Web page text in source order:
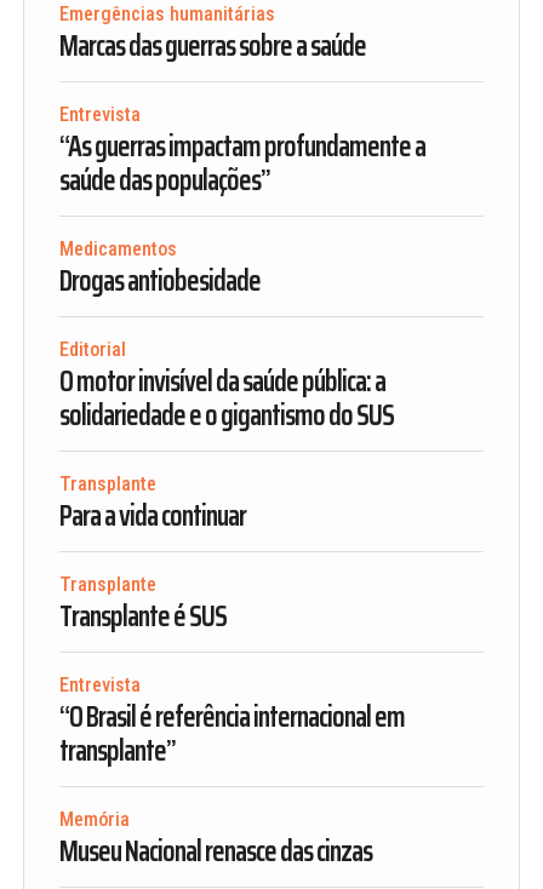
Emergências humanitárias
Marcas das guerras sobre a saúde
Entrevista
“As guerras impactam profundamente a
saúde das populações”
Medicamentos
Drogas antiobesidade
Editorial
O motor invisível da saúde pública: a
solidariedade e o gigantismo do SUS
Transplante
Para a vida continuar
Transplante
Transplante é SUS
Entrevista
“O Brasil é referência internacional em
transplante”
Memória
Museu Nacional renasce das cinzas